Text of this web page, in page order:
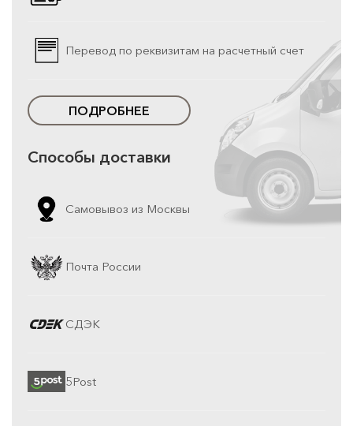
Перевод по реквизитам на расчетный счет
ПОДРОБНЕЕ
Способы доставки
Самовывоз из Москвы
Почта России
СДЭК
5Post